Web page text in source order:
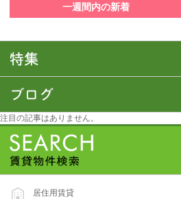
一週間内の新着
注目の記事はありません。
居住用賃貸